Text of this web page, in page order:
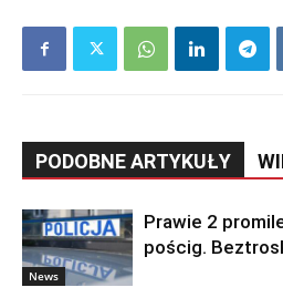
PODOBNE ARTYKUŁY
News
Prawie 2
pościg.